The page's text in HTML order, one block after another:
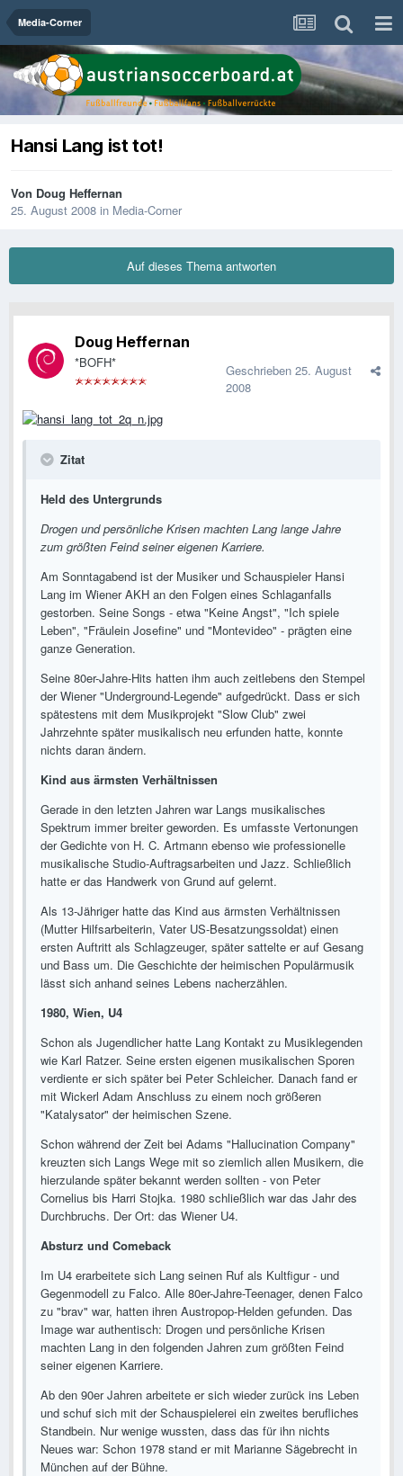
Media-Corner
Hansi Lang ist tot!
Von Doug Heffernan
25. August 2008 in Media-Corner
Auf dieses Thema antworten
Doug Heffernan
*BOFH* Geschrieben 25. August
2008
Zitat
Held des Untergrunds
Drogen und persönliche Krisen machten Lang lange Jahre
zum größten Feind seiner eigenen Karriere.
Am Sonntagabend ist der Musiker und Schauspieler Hansi
Lang im Wiener AKH an den Folgen eines Schlaganfalls
gestorben. Seine Songs - etwa "Keine Angst", "Ich spiele
Leben", "Fräulein Josefine" und "Montevideo" - prägten eine
ganze Generation.
Seine 80er-Jahre-Hits hatten ihm auch zeitlebens den Stempel
der Wiener "Underground-Legende" aufgedrückt. Dass er sich
spätestens mit dem Musikprojekt "Slow Club" zwei
Jahrzehnte später musikalisch neu erfunden hatte, konnte
nichts daran ändern.
Kind aus ärmsten Verhältnissen
Gerade in den letzten Jahren war Langs musikalisches
Spektrum immer breiter geworden. Es umfasste Vertonungen
der Gedichte von H. C. Artmann ebenso wie professionelle
musikalische Studio-Auftragsarbeiten und Jazz. Schließlich
hatte er das Handwerk von Grund auf gelernt.
Als 13-Jähriger hatte das Kind aus ärmsten Verhältnissen
(Mutter Hilfsarbeiterin, Vater US-Besatzungssoldat) einen
ersten Auftritt als Schlagzeuger, später sattelte er auf Gesang
und Bass um. Die Geschichte der heimischen Populärmusik
lässt sich anhand seines Lebens nacherzählen.
1980, Wien, U4
Schon als Jugendlicher hatte Lang Kontakt zu Musiklegenden
wie Karl Ratzer. Seine ersten eigenen musikalischen Sporen
verdiente er sich später bei Peter Schleicher. Danach fand er
mit Wickerl Adam Anschluss zu einem noch größeren
"Katalysator" der heimischen Szene.
Schon während der Zeit bei Adams "Hallucination Company"
kreuzten sich Langs Wege mit so ziemlich allen Musikern, die
hierzulande später bekannt werden sollten - von Peter
Cornelius bis Harri Stojka. 1980 schließlich war das Jahr des
Durchbruchs. Der Ort: das Wiener U4.
Absturz und Comeback
Im U4 erarbeitete sich Lang seinen Ruf als Kultfigur - und
Gegenmodell zu Falco. Alle 80er-Jahre-Teenager, denen Falco
zu "brav" war, hatten ihren Austropop-Helden gefunden. Das
Image war authentisch: Drogen und persönliche Krisen
machten Lang in den folgenden Jahren zum größten Feind
seiner eigenen Karriere.
Ab den 90er Jahren arbeitete er sich wieder zurück ins Leben
und schuf sich mit der Schauspielerei ein zweites berufliches
Standbein. Nur wenige wussten, dass das für ihn nichts
Neues war: Schon 1978 stand er mit Marianne Sägebrecht in
München auf der Bühne.